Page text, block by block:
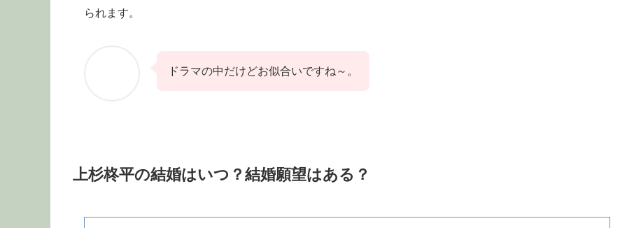
られます。
ドラマの中だけどお似合いですね～。
上杉柊平の結婚はいつ？結婚願望はある？